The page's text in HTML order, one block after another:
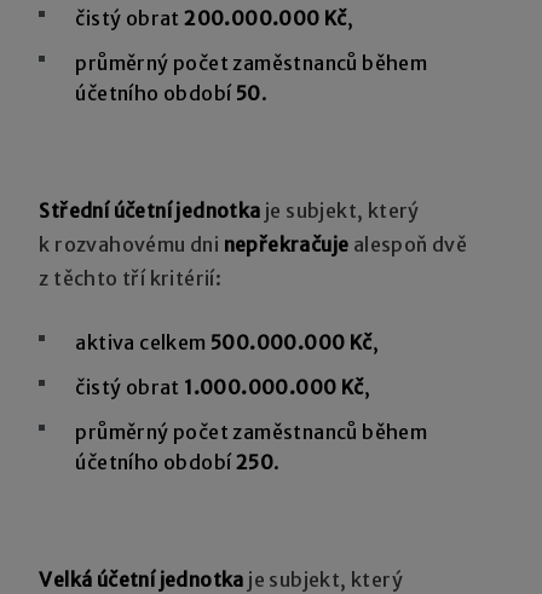
čistý obrat200.000.000 Kč,
průměrný počet zaměstnanců během
účetního období 50.
Střední účetní jednotka je subjekt, který
k rozvahovému dni nepřekračuje alespoň dvě
z těchto tří kritérií:
aktiva celkem 500.000.000 Kč,
čistý obrat 1.000.000.000 Kč,
průměrný počet zaměstnanců během
účetního období 250.
Velká účetní jednotka je subjekt, který